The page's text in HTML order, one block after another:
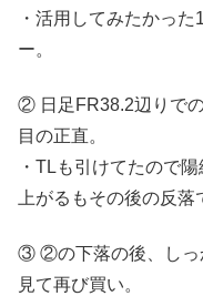
・活用してみたかっ
ー。
② 日足FR38.2辺りで
目の正直。
・TLも引けてたので
上がるもその後の反落
③ ②の下落の後、しっ
見て再び買い。